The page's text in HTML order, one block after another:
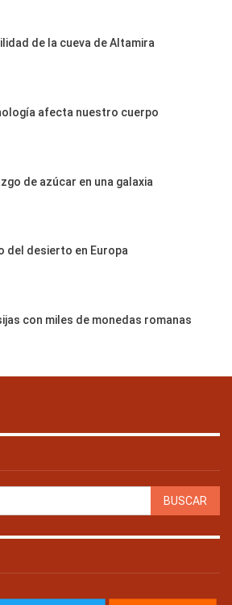
de la cueva de Altamira
afecta nuestro cuerpo
de azúcar en una galaxia
del desierto en Europa
con miles de monedas romanas